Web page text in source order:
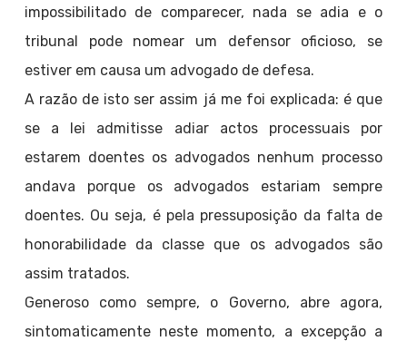
impossibilitado de comparecer, nada se adia e o
tribunal pode nomear um defensor oficioso, se
estiver em causa um advogado de defesa.
A razão de isto ser assim já me foi explicada: é que
se a lei admitisse adiar actos processuais por
estarem doentes os advogados nenhum processo
andava porque os advogados estariam sempre
doentes. Ou seja, é pela pressuposição da falta de
honorabilidade da classe que os advogados são
assim tratados.
Generoso como sempre, o Governo, abre agora,
sintomaticamente neste momento, a excepção a